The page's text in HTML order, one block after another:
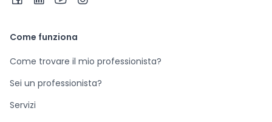
Come funziona
Come trovare il mio professionista?
Sei un professionista?
Servizi